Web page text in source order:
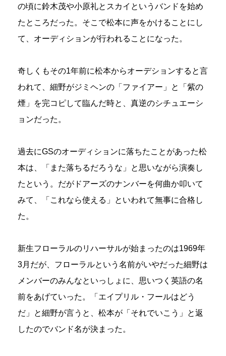
の頃に鈴木茂や小原礼とスカイというバンドを始め
たところだった。そこで松本に声をかけることにし
て、オーディションが行われることになった。
奇しくもその1年前に松本からオーデションすると言
われて、細野がジミヘンの「ファイアー」と「紫の
煙」を完コピして臨んだ時と、真逆のシチュエーシ
ョンだった。
過去にGSのオーディションに落ちたことがあった松
本は、「また落ちるだろうな」と思いながら演奏し
たという。だがドアーズのナンバーを何曲か叩いて
みて、「これなら使える」といわれて無事に合格し
た。
新生フローラルのリハーサルが始まったのは1969年
3月だが、フローラルという名前がいやだった細野は
メンバーのみんなといっしょに、思いつく英語の名
前をあげていった。「エイプリル・フールはどう
だ」と細野が言うと、松本が「それでいこう」と返
したのでバンド名が決まった。